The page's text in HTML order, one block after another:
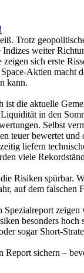
Trotz
Indizes weiter
zeigen sich erste
Aktien macht
kann.
ist die aktuelle
in den
Selbst
teuer bewertet
liefern
viele
Risiken spürbar.
auf dem falschen
Spezialreport
besonders hoch
sogar Short-
Report sichern –